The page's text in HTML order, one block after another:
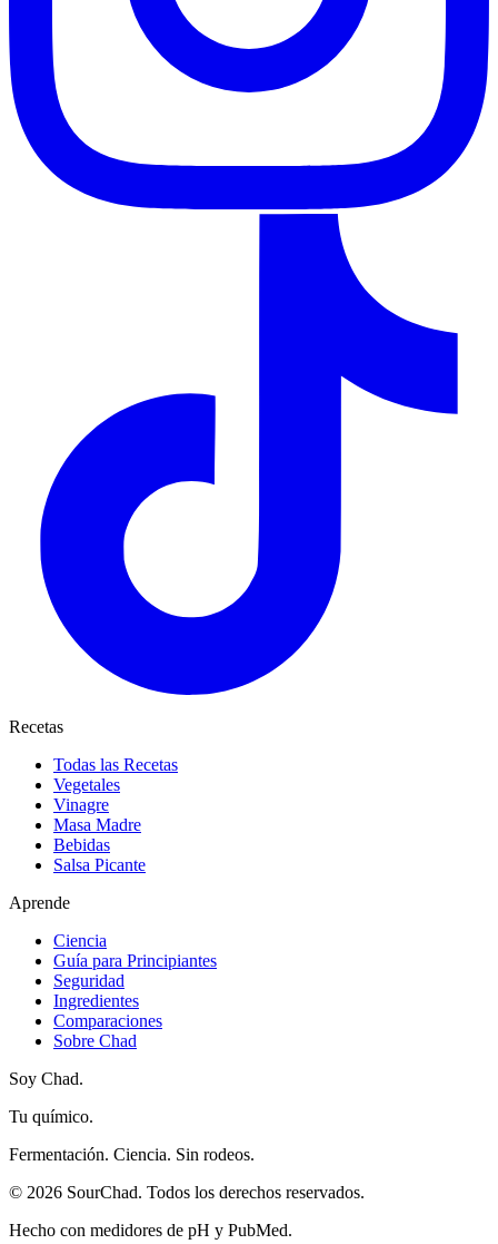
Recetas
Todas las Recetas
Vegetales
Vinagre
Masa Madre
Bebidas
Salsa Picante
Aprende
Ciencia
Guía para Principiantes
Seguridad
Ingredientes
Comparaciones
Sobre Chad
Soy Chad.
Tu químico.
Fermentación. Ciencia. Sin rodeos.
© 2026 SourChad. Todos los derechos reservados.
Hecho con medidores de pH y PubMed.